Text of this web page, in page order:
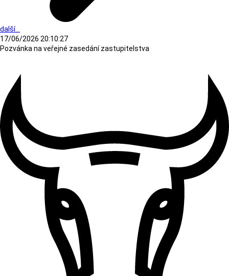
další...
17/06/2026 20:10:27
Pozvánka na veřejné zasedání zastupitelstva